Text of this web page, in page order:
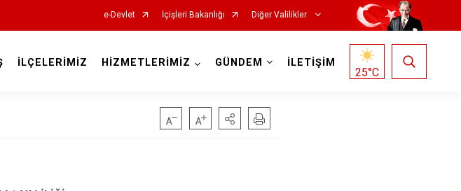
e-Devlet İçişleri Bakanlığı Diğer Valilikler
İLÇELERİMİZ HİZMETLERİMİZ GÜNDEM İLETİŞİM
25°C